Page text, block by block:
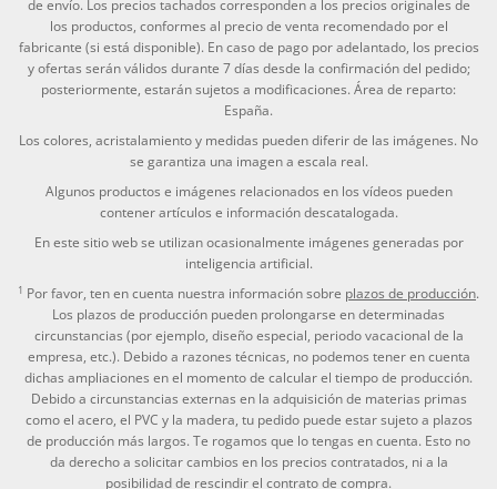
de envío. Los precios tachados corresponden a los precios originales de
los productos, conformes al precio de venta recomendado por el
fabricante (si está disponible). En caso de pago por adelantado, los precios
y ofertas serán válidos durante 7 días desde la confirmación del pedido;
posteriormente, estarán sujetos a modificaciones. Área de reparto:
España.
Los colores, acristalamiento y medidas pueden diferir de las imágenes. No
se garantiza una imagen a escala real.
Algunos productos e imágenes relacionados en los vídeos pueden
contener artículos e información descatalogada.
En este sitio web se utilizan ocasionalmente imágenes generadas por
inteligencia artificial.
1 Por favor, ten en cuenta nuestra información sobre plazos de producción.
Los plazos de producción pueden prolongarse en determinadas
circunstancias (por ejemplo, diseño especial, periodo vacacional de la
empresa, etc.). Debido a razones técnicas, no podemos tener en cuenta
dichas ampliaciones en el momento de calcular el tiempo de producción.
Debido a circunstancias externas en la adquisición de materias primas
como el acero, el PVC y la madera, tu pedido puede estar sujeto a plazos
de producción más largos. Te rogamos que lo tengas en cuenta. Esto no
da derecho a solicitar cambios en los precios contratados, ni a la
posibilidad de rescindir el contrato de compra.